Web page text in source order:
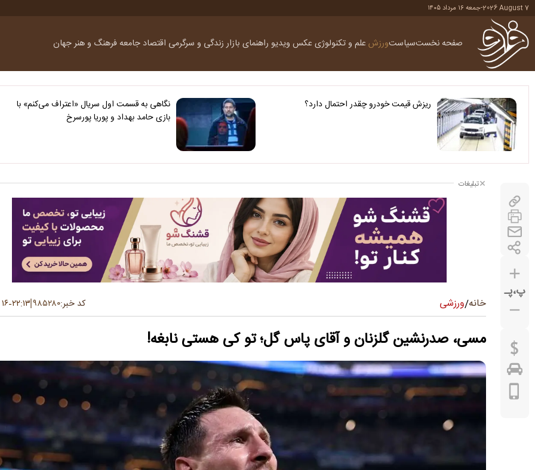
2026 August 7
-جمعه ۱۶ مرداد ۱۴۰۵
صفحه نخستسیاستورزش علم و تکنولوژی عکس ویدیو راهنمای بازارزندگی و سرگرمی اقتصاد جامعهفرهنگ و هنرجهان
ریزش قیمت خودرو چقدر احتمال دارد؟
نگاهی به قسمت اول سریال «اعتراف می‌کنم» با
بازی حامد بهداد و پوریا پورسرخ
پ،پـ
تبلیغات
خانه/ورزشی کد خبر:۹۸۵۲۸۰ ۲۲:۱۳-۱۶ تیر ۱۴۰۵
مسی، صدرنشین گلزنان و آقای پاس گل؛ تو کی هستی نابغه!